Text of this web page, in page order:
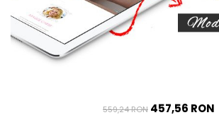
Meniuri & nr de BOTEZ
Plicuri si cartoane pentru
INVITATII
Pahare Miri & Nasi
Cocarde nunta
Inmormatare/pomana
559,24 RON 457,56 RON